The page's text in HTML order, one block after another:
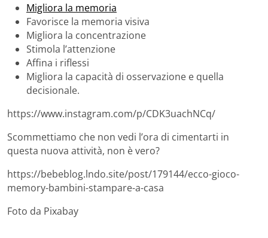
Migliora la memoria
Favorisce la memoria visiva
Migliora la concentrazione
Stimola l’attenzione
Affina i riflessi
Migliora la capacità di osservazione e quella
decisionale.
https://www.instagram.com/p/CDK3uachNCq/
Scommettiamo che non vedi l’ora di cimentarti in
questa nuova attività, non è vero?
https://bebeblog.lndo.site/post/179144/ecco-gioco-
memory-bambini-stampare-a-casa
Foto da Pixabay